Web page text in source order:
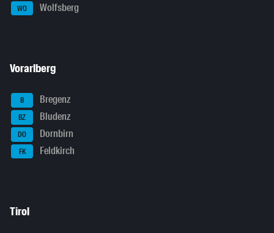
WO Wolfsberg
Vorarlberg
B Bregenz
BZ Bludenz
DO Dornbirn
FK Feldkirch
Tirol